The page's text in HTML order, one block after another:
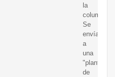
la
columna.
Se
envía
a
una
"planta
de